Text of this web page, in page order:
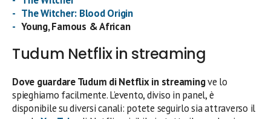
The Witcher: Blood Origin
Young, Famous & African
Tudum Netflix in streaming
Dove guardare Tudum di Netflix in streamingve lo
spieghiamo facilmente. L’evento, diviso in panel, è
disponibile su diversi canali: potete seguirlo sia attraverso il